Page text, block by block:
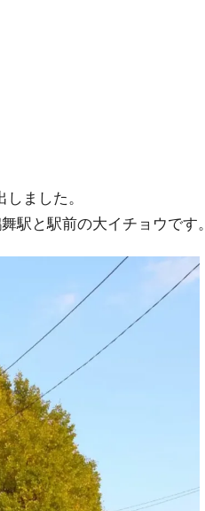
ました。
駅と駅前の大イチョウです。